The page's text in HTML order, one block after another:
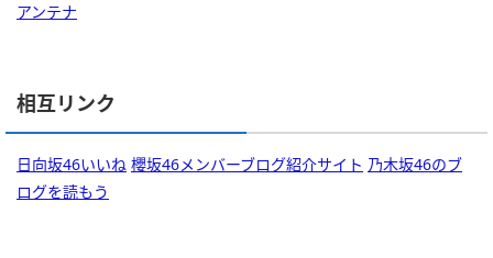
アンテナ
相互リンク
日向坂46いいね 櫻坂46メンバーブログ紹介サイト 乃木坂46のブ
ログを読もう